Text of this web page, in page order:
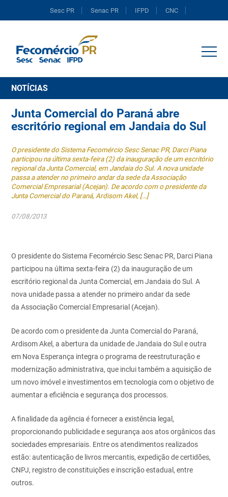
Sesc PR Senac PR IFPD CNC
NOTÍCIAS
Junta Comercial do Paraná abre
escritório regional em Jandaia do Sul
O presidente do Sistema Fecomércio Sesc Senac PR, Darci Piana
participou na última sexta-feira (2) da inauguração de um escritório
regional da Junta Comercial, em Jandaia do Sul. A nova unidade
passa a atender no primeiro andar da sede da Associação
Comercial Empresarial (Acejan). De acordo com o presidente da
Junta Comercial do Paraná, Ardisom Akel, […]
07/08/2013
O presidente do Sistema Fecomércio Sesc Senac PR, Darci Piana
participou na última sexta-feira (2) da inauguração de um
escritório regional da Junta Comercial, em Jandaia do Sul. A
nova unidade passa a atender no primeiro andar da sede
da Associação Comercial Empresarial (Acejan).
De acordo com o presidente da Junta Comercial do Paraná,
Ardisom Akel, a abertura da unidade de Jandaia do Sul e outra
em Nova Esperança integra o programa de reestruturação e
modernização administrativa, que inclui também a aquisição de
um novo imóvel e investimentos em tecnologia com o objetivo de
aumentar a eficiência e segurança dos processos.
A finalidade da agência é fornecer a existência legal,
proporcionando publicidade e segurança aos atos orgânicos das
sociedades empresariais. Entre os atendimentos realizados
estão: autenticação de livros mercantis, expedição de certidões,
CNPJ, registro de constituições e inscrição estadual, entre
outros.